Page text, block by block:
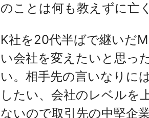
のことは何も教えずに亡
K社を20代半ばで継いだ
い会社を変えたいと思っ
い。相手先の言いなりに
したい、会社のレベルを
ないので取引先の中堅企